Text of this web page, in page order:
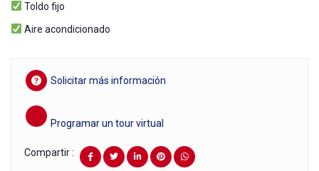
Toldo fijo
Aire acondicionado
Solicitar más información
Programar un tour virtual
Compartir :